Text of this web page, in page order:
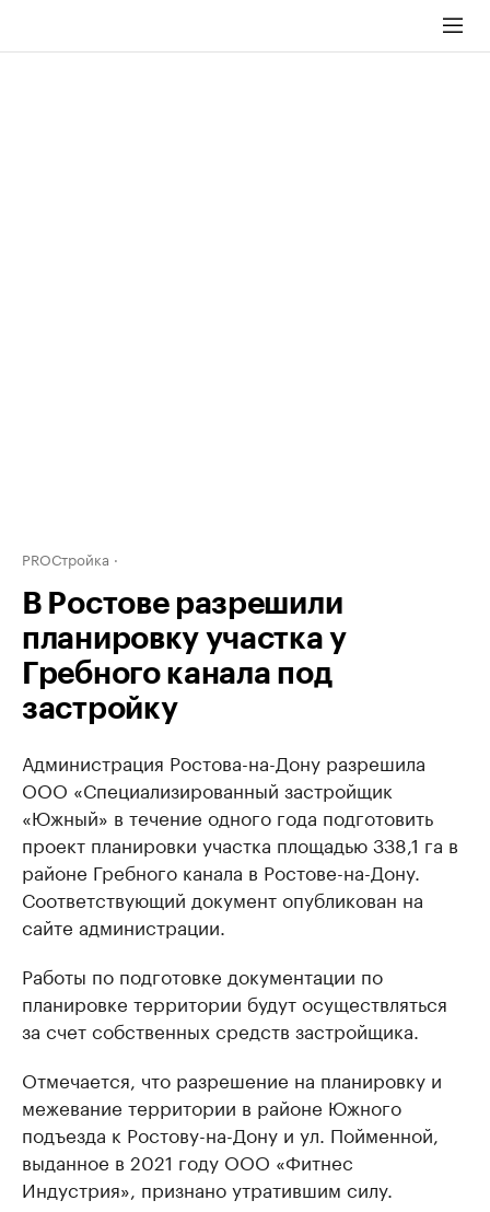
PROСтройка
В Ростове разрешили
планировку участка у
Гребного канала под
застройку
Администрация Ростова-на-Дону разрешила
ООО «Специализированный застройщик
«Южный» в течение одного года подготовить
проект планировки участка площадью 338,1 га в
районе Гребного канала в Ростове-на-Дону.
Соответствующий документ опубликован на
сайте администрации.
Работы по подготовке документации по
планировке территории будут осуществляться
за счет собственных средств застройщика.
Отмечается, что разрешение на планировку и
межевание территории в районе Южного
подъезда к Ростову-на-Дону и ул. Пойменной,
выданное в 2021 году ООО «Фитнес
Индустрия», признано утратившим силу.